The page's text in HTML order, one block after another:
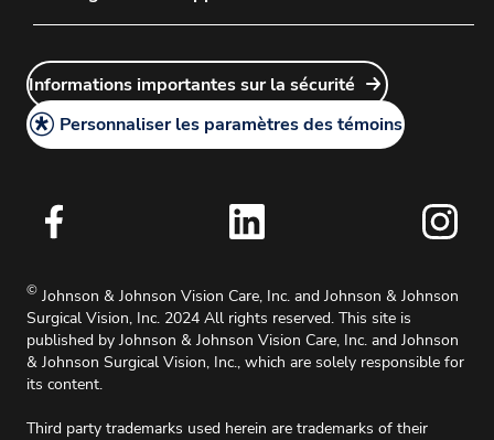
Politique sur les lentilles cornéennes de diagnostic
Plan du site
Avis juridique
Politique relative aux témoins
Politique d'accessibilité
Politique de retour de Surgical Vision
Conditions d’utilisation des équipements de Surgical
Vision
Modalités du service de garantie de Surgical Vision
Informations importantes sur la sécurité
Personnaliser les paramètres des témoins
© Johnson & Johnson Vision Care, Inc. and Johnson & Johnson
Surgical Vision, Inc. 2024 All rights reserved. This site is
published by Johnson & Johnson Vision Care, Inc. and Johnson
& Johnson Surgical Vision, Inc., which are solely responsible for
its content.
Third party trademarks used herein are trademarks of their